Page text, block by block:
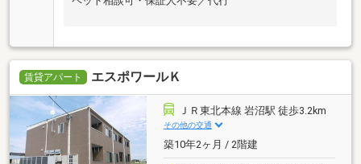
賃貸アパート エスポワールＫ
ＪＲ東北本線 岩沼駅 徒歩3.2km
その他の交通
築10年2ヶ月 / 2階建